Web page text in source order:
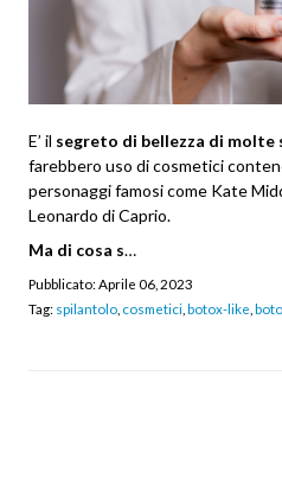
E’ il segreto di bellezza di molte
farebbero uso di cosmetici
personaggi famosi come Kate
Leonardo di Caprio.
Ma di cosa s…
Pubblicato:Aprile 06, 2023
Tag: spilantolo cosmetici botox-like